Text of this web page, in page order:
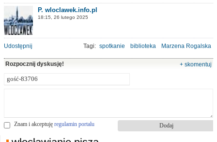
P. wloclawek.info.pl
18:15, 26 lutego 2025
Udostępnij Tagi: spotkanie biblioteka Marzena Rogalska
Rozpocznij dyskusję! + skomentuj
Znam i akceptuję regulamin portalu